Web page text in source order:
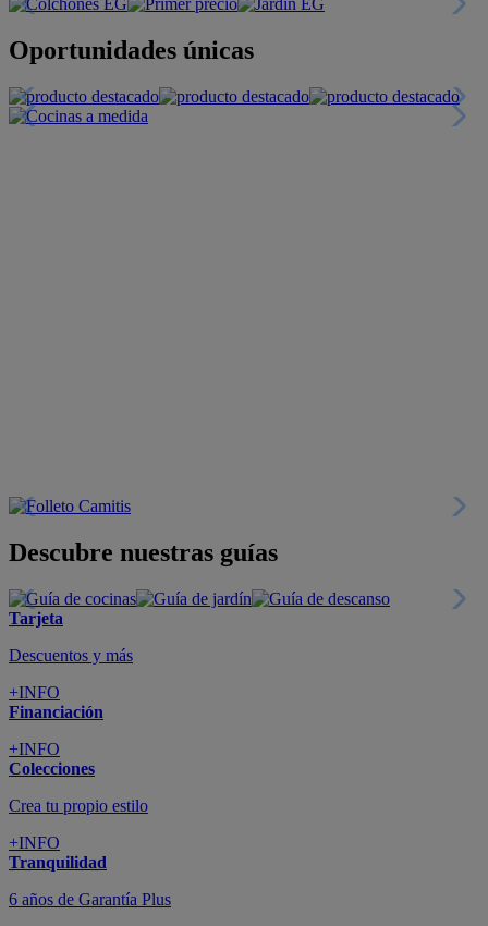
Oportunidades únicas
Descubre nuestras guías
Tarjeta
Descuentos y más
+INFO
Financiación
+INFO
Colecciones
Crea tu propio estilo
+INFO
Tranquilidad
6 años de Garantía Plus